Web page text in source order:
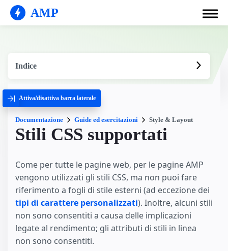
AMP
Indice
Attiva/disattiva barra laterale
Documentazione Guide ed esercitazioni Style & Layout
Stili CSS supportati
Come per tutte le pagine web, per le pagine AMP
vengono utilizzati gli stili CSS, ma non puoi fare
riferimento a fogli di stile esterni (ad eccezione dei
tipi di carattere personalizzati). Inoltre, alcuni stili
non sono consentiti a causa delle implicazioni
legate al rendimento; gli attributi di stili in linea
non sono consentiti.